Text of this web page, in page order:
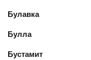
Булавка
Булла
Бустамит